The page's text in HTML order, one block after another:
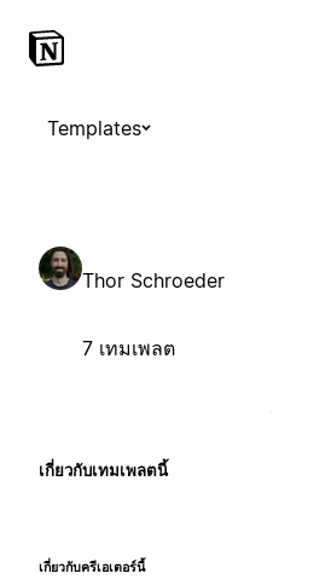
Templates
Thor Schroeder
7 เทมเพลต
เกี่ยวกับเทมเพลตนี้
เกี่ยวกับครีเอเตอร์นี้